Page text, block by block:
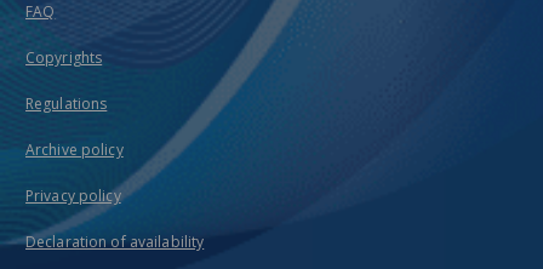
FAQ
Copyrights
Regulations
Archive policy
Privacy policy
Declaration of availability